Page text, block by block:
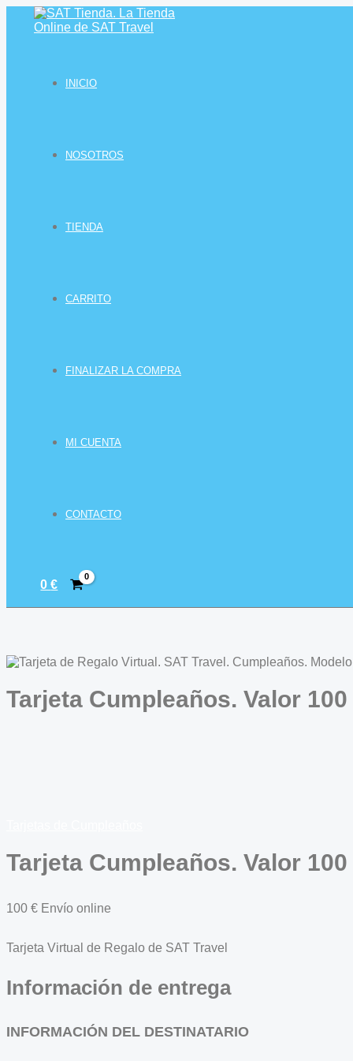
INICIO
NOSOTROS
TIENDA
CARRITO
FINALIZAR LA COMPRA
MI CUENTA
CONTACTO
0€
Tarjeta Cumpleaños. Valor 100
Tarjeta Cumpleaños. Valor 100
100 € Envío online
Tarjeta Virtual de Regalo de SAT Travel
Información de entrega
INFORMACIÓN DEL DESTINATARIO